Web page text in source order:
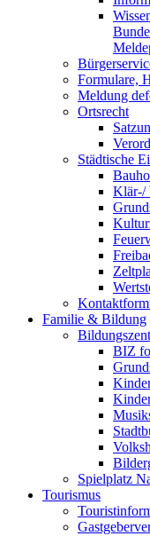
Formulare,
Meldung
Ortsrecht
Städtische
Klär-/
Familie & Bildung
BIZ
Spielplatz
Tourismus